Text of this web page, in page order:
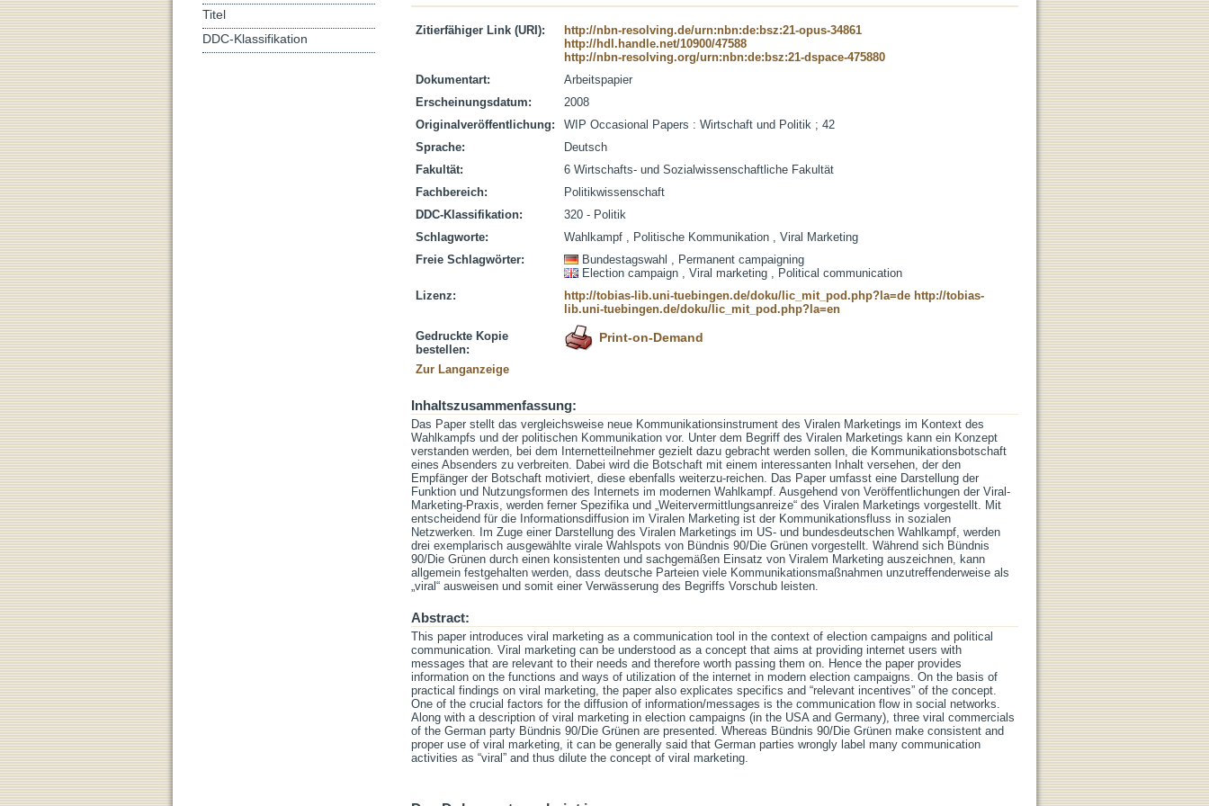
Zitierfähiger Link (URI):
http://nbn-resolving.de/urn:nbn:de:bsz:21-opus-34861
http://hdl.handle.net/10900/47588
http://nbn-resolving.org/urn:nbn:de:bsz:21-dspace-475880
Dokumentart:
Arbeitspapier
Erscheinungsdatum:
2008
Originalveröffentlichung:
WIP Occasional Papers : Wirtschaft und Politik ; 42
Sprache:
Deutsch
Fakultät:
6 Wirtschafts- und Sozialwissenschaftliche Fakultät
Fachbereich:
Politikwissenschaft
DDC-Klassifikation:
320 - Politik
Schlagworte:
Wahlkampf , Politische Kommunikation , Viral Marketing
Freie Schlagwörter:
Bundestagswahl , Permanent campaigning
Election campaign , Viral marketing , Political communication
Lizenz:
http://tobias-lib.uni-tuebingen.de/doku/lic_mit_pod.php?la=de http://tobias-
lib.uni-tuebingen.de/doku/lic_mit_pod.php?la=en
Gedruckte Kopie
bestellen:
Print-on-Demand
Zur Langanzeige
Inhaltszusammenfassung:
Das Paper stellt das vergleichsweise neue Kommunikationsinstrument des Viralen Marketings im Kontext des
Wahlkampfs und der politischen Kommunikation vor. Unter dem Begriff des Viralen Marketings kann ein Konzept
verstanden werden, bei dem Internetteilnehmer gezielt dazu gebracht werden sollen, die Kommunikationsbotschaft
eines Absenders zu verbreiten. Dabei wird die Botschaft mit einem interessanten Inhalt versehen, der den
Empfänger der Botschaft motiviert, diese ebenfalls weiterzu-reichen. Das Paper umfasst eine Darstellung der
Funktion und Nutzungsformen des Internets im modernen Wahlkampf. Ausgehend von Veröffentlichungen der Viral-
Marketing-Praxis, werden ferner Spezifika und „Weitervermittlungsanreize“ des Viralen Marketings vorgestellt. Mit
entscheidend für die Informationsdiffusion im Viralen Marketing ist der Kommunikationsfluss in sozialen
Netzwerken. Im Zuge einer Darstellung des Viralen Marketings im US- und bundesdeutschen Wahlkampf, werden
drei exemplarisch ausgewählte virale Wahlspots von Bündnis 90/Die Grünen vorgestellt. Während sich Bündnis
90/Die Grünen durch einen konsistenten und sachgemäßen Einsatz von Viralem Marketing auszeichnen, kann
allgemein festgehalten werden, dass deutsche Parteien viele Kommunikationsmaßnahmen unzutreffenderweise als
„viral“ ausweisen und somit einer Verwässerung des Begriffs Vorschub leisten.
Abstract:
This paper introduces viral marketing as a communication tool in the context of election campaigns and political
communication. Viral marketing can be understood as a concept that aims at providing internet users with
messages that are relevant to their needs and therefore worth passing them on. Hence the paper provides
information on the functions and ways of utilization of the internet in modern election campaigns. On the basis of
practical findings on viral marketing, the paper also explicates specifics and “relevant incentives” of the concept.
One of the crucial factors for the diffusion of information/messages is the communication flow in social networks.
Along with a description of viral marketing in election campaigns (in the USA and Germany), three viral commercials
of the German party Bündnis 90/Die Grünen are presented. Whereas Bündnis 90/Die Grünen make consistent and
proper use of viral marketing, it can be generally said that German parties wrongly label many communication
activities as “viral” and thus dilute the concept of viral marketing.
Titel
DDC-Klassifikation